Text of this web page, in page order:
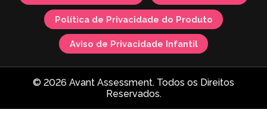
Política de Privacidade do Produto
Aviso de Privacidade Infantil
© 2026 Avant Assessment. Todos os Direitos
Reservados.